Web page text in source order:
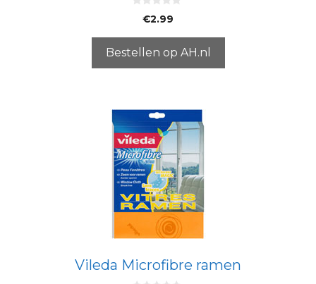
5
€2.99
Bestellen op AH.nl
Vileda Microfibre ramen